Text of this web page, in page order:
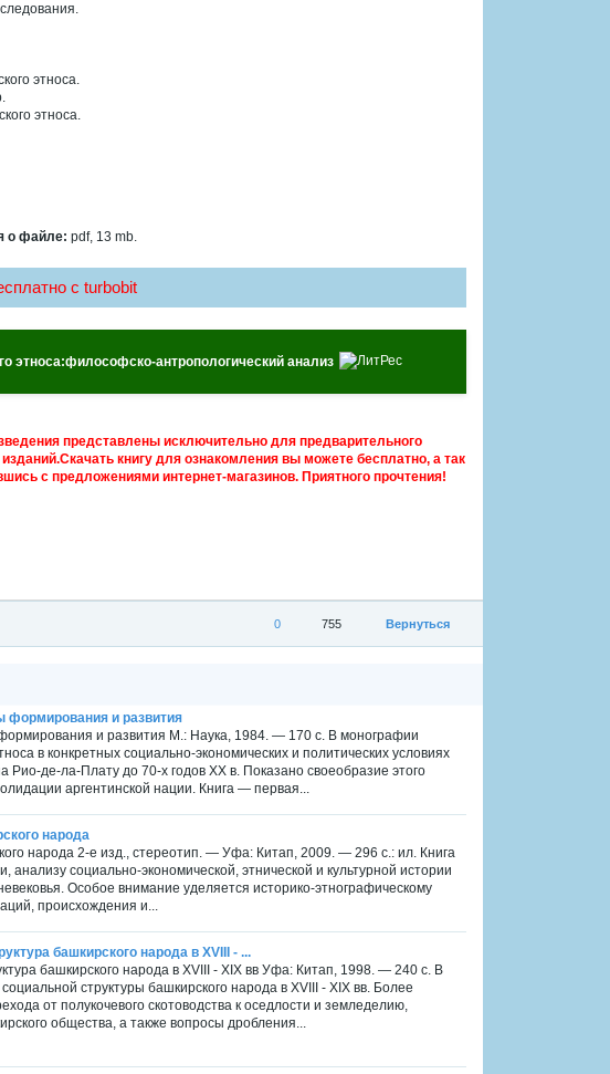
этноса.
этноса.
о файле: pdf, 13 mb.
c turbobit
этноса:философско-антропологический анализ
представлены исключительно для предварительного
книгу для ознакомления вы можете бесплатно, а так
с предложениями интернет-магазинов. Приятного прочтения!
Вернуться
755
0
формирования и развития
и развития М.: Наука, 1984. — 170 с. В монографии
в конкретных социально-экономических и политических условиях
Рио-де-ла-Плату до 70-х годов XX в. Показано своеобразие этого
аргентинской нации. Книга — первая...
народа
народа 2-е изд., стереотип. — Уфа: Китап, 2009. — 296 с.: ил. Книга
социально-экономической, этнической и культурной истории
Особое внимание уделяется историко-этнографическому
происхождения и...
башкирского народа в XVIII - ...
башкирского народа в XVIII - XIX вв Уфа: Китап, 1998. — 240 с. В
структуры башкирского народа в XVIII - XIX вв. Более
от полукочевого скотоводства к оседлости и земледелию,
общества, а также вопросы дробления...